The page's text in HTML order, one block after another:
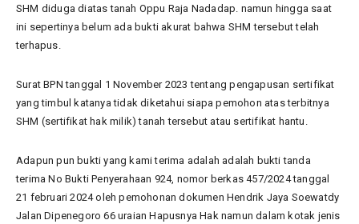
SHM diduga diatas tanah Oppu Raja Nadadap. namun hingga saat
ini sepertinya belum ada bukti akurat bahwa SHM tersebut telah
terhapus.
Surat BPN tanggal 1 November 2023 tentang pengapusan sertifikat
yang timbul katanya tidak diketahui siapa pemohon atas terbitnya
SHM (sertifikat hak milik) tanah tersebut atau sertifikat hantu.
Adapun pun bukti yang kami terima adalah adalah bukti tanda
terima No Bukti Penyerahaan 924, nomor berkas 457/2024 tanggal
21 februari 2024 oleh pemohonan dokumen Hendrik Jaya Soewatdy
Jalan Dipenegoro 66 uraian Hapusnya Hak namun dalam kotak jenis